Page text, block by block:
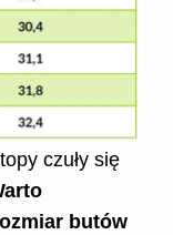
czuły się
butów